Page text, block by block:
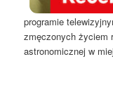
programie
zmęczonych życiem
astronomicznej w